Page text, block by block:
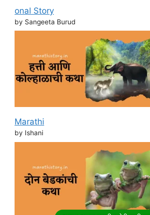
onal Story
by Sangeeta Burud
Marathi
by Ishani